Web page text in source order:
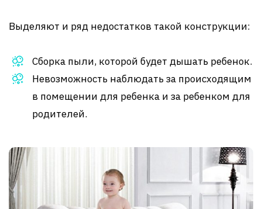
Выделяют и ряд недостатков такой конструкции:
Сборка пыли, которой будет дышать ребенок.
Невозможность наблюдать за происходящим
в помещении для ребенка и за ребенком для
родителей.